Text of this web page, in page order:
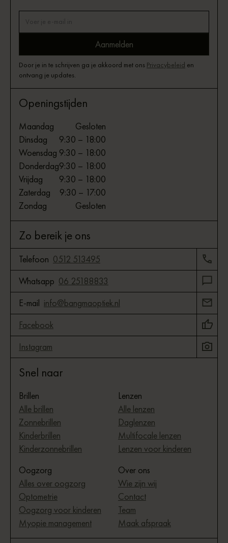
Door je in te schrijven ga je akkoord met ons Privacybeleid en
ontvang je updates.
Openingstijden
Maandag
Gesloten
Dinsdag
9:30 – 18:00
Woensdag 9:30 – 18:00
Donderdag9:30 – 18:00
Vrijdag
9:30 – 18:00
Zaterdag
9:30 – 17:00
Zondag
Gesloten
Zo bereik je ons
Telefoon 0512 513495
Whatsapp 06 25188833
E-mail info@bangmaoptiek.nl
Facebook
Instagram
Snel naar
Brillen
Alle brillen
Zonnebrillen
Kinderbrillen
Kinderzonnebrillen
Lenzen
Alle lenzen
Daglenzen
Multifocale lenzen
Lenzen voor kinderen
Oogzorg
Alles over oogzorg
Optometrie
Oogzorg voor kinderen
Myopie management
Over ons
Wie zijn wij
Contact
Team
Maak afspraak